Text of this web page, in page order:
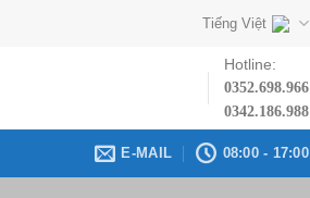
Tiếng Việt
Hotline:
0352.698.966
0342.186.988
E-MAIL 08:00 - 17:00